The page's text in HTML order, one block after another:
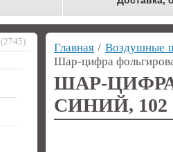
(2745) Главная / Воздушные
Шар-цифра
ШАР-
СИНИЙ,